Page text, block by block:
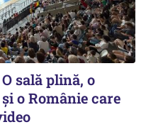
sală plină, o
o Românie care